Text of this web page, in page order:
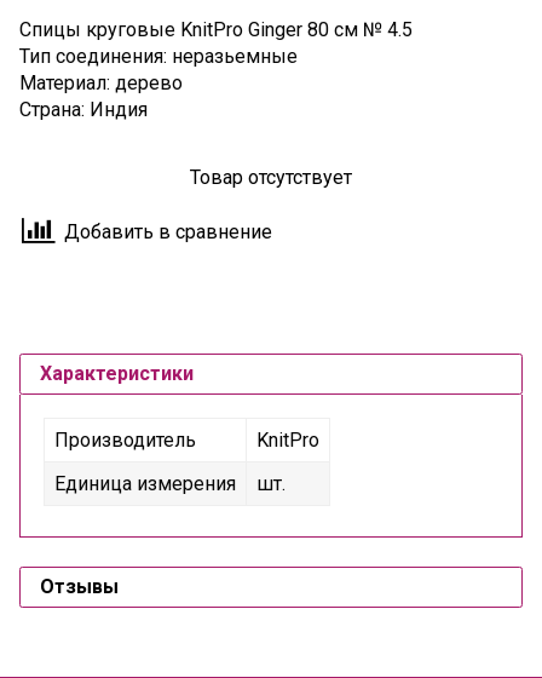
Спицы круговые KnitPro Ginger 80 см № 4.5
Тип соединения: неразьемные
Материал: дерево
Страна: Индия
Товар отсутствует
Добавить в сравнение
Характеристики
Производитель
KnitPro
Единица измерения
шт.
Отзывы